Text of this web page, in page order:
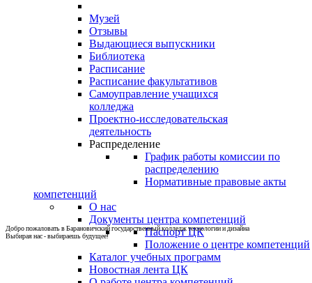
Музей
Отзывы
Выдающиеся выпускники
Библиотека
Расписание
Расписание факультативов
Самоуправление учащихся
колледжа
Проектно-исследовательская
деятельность
Распределение
График работы комиссии по
распределению
Нормативные правовые акты
компетенций
О нас
Документы центра компетенций
Паспорт ЦК
Положение о центре компетенций
Каталог учебных программ
Новостная лента ЦК
Добро пожаловать в Барановичский государственный колледж технологии и дизайна
Выбирая нас - выбираешь будущее!